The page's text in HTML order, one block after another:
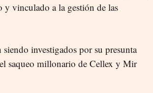
y vinculado a la gestión de las
siendo investigados por su presunta
saqueo millonario de Cellex y Mir